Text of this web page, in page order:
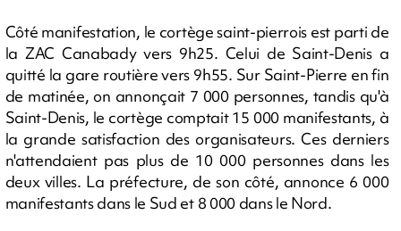
Côté manifestation, le cortège saint-pierrois est parti de
la ZAC Canabady vers 9h25. Celui de Saint-Denis a
quitté la gare routière vers 9h55. Sur Saint-Pierre en fin
de matinée, on annonçait 7 000 personnes, tandis qu'à
Saint-Denis, le cortège comptait 15 000 manifestants, à
la grande satisfaction des organisateurs. Ces derniers
n'attendaient pas plus de 10 000 personnes dans les
deux villes. La préfecture, de son côté, annonce 6 000
manifestants dans le Sud et 8 000 dans le Nord.